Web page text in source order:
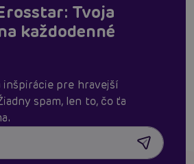
Tvoja
každodenné
inšpirácie pre hravejší
spam, len to, čo ťa